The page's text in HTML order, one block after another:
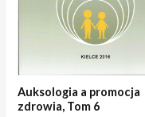
Auksologia a promocja
zdrowia, Tom 6